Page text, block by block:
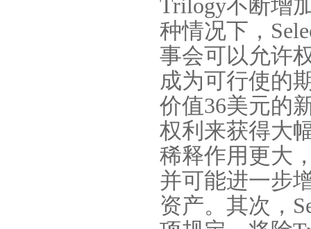
Trilogy不断增
种情况下，
事会可以允许
成为可行使的
价值36美元的
权利来获得大
稀释作用更大
并可能进一步
资产。其次，